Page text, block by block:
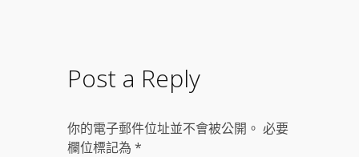
Post a Reply
你的電子郵件位址並不會被公開。 必要
欄位標記為 *